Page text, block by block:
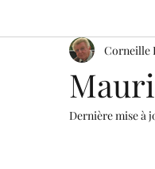
Corneille
Dernière mise à